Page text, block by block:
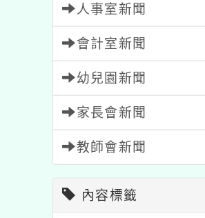
人事室新聞
會計室新聞
幼兒園新聞
家長會新聞
教師會新聞
內容標籤